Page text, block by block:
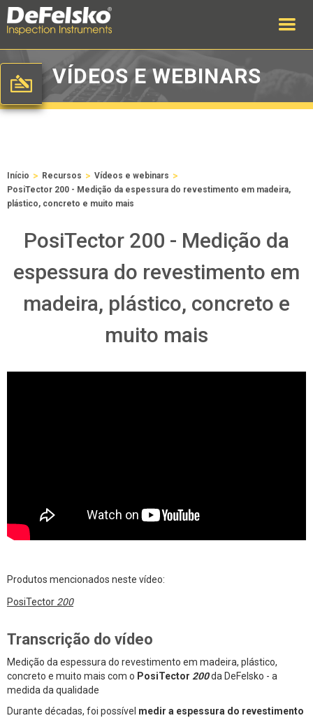
VÍDEOS E WEBINARS
Início > Recursos > Vídeos e webinars >
PosiTector 200 - Medição da espessura do revestimento em madeira,
plástico, concreto e muito mais
PosiTector 200 - Medição da
espessura do revestimento em
madeira, plástico, concreto e
muito mais
Produtos mencionados neste vídeo:
PosiTector 200
Transcrição do vídeo
Medição da espessura do revestimento em madeira, plástico,
concreto e muito mais com o PosiTector 200da DeFelsko - a
medida da qualidade
Durante décadas, foi possível medir a espessura do revestimento